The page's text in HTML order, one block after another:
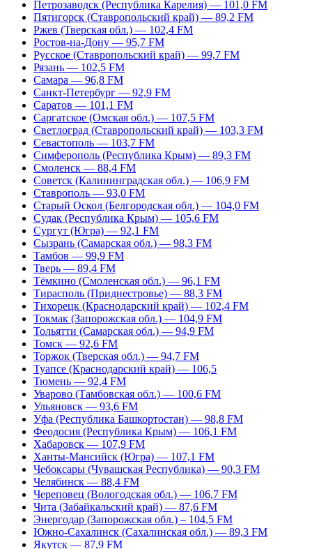
Петрозаводск (Республика Карелия) — 101,0 FM
Пятигорск (Ставропольский край) — 89,2 FM
Ржев (Тверская обл.) — 102,4 FM
Ростов-на-Дону — 95,7 FM
Русское (Ставропольский край) — 99,7 FM
Рязань — 102,5 FM
Самара — 96,8 FM
Санкт-Петербург — 92,9 FM
Саратов — 101,1 FM
Саргатское (Омская обл.) — 107,5 FM
Светлоград (Ставропольский край) — 103,3 FM
Севастополь — 103,7 FM
Симферополь (Республика Крым) — 89,3 FM
Смоленск — 88,4 FM
Советск (Калининградская обл.) — 106,9 FM
Ставрополь — 93,0 FM
Старый Оскол (Белгородская обл.) — 104,0 FM
Судак (Республика Крым) — 105,6 FM
Сургут (Югра) — 92,1 FM
Сызрань (Самарская обл.) — 98,3 FM
Тамбов — 99,9 FM
Тверь — 89,4 FM
Тёмкино (Смоленская обл.) — 96,1 FM
Тирасполь (Приднестровье) — 88,3 FM
Тихорецк (Краснодарский край) — 102,4 FM
Токмак (Запорожская обл.) — 104,9 FM
Тольятти (Самарская обл.) — 94,9 FM
Томск — 92,6 FM
Торжок (Тверская обл.) — 94,7 FM
Туапсе (Краснодарский край) — 106,5
Тюмень — 92,4 FM
Уварово (Тамбовская обл.) — 100,6 FM
Ульяновск — 93,6 FM
Уфа (Республика Башкортостан) — 98,8 FM
Феодосия (Республика Крым) — 106,1 FM
Хабаровск — 107,9 FM
Ханты-Мансийск (Югра) — 107,1 FM
Чебоксары (Чувашская Республика) — 90,3 FM
Челябинск — 88,4 FM
Череповец (Вологодская обл.) — 106,7 FM
Чита (Забайкальский край) — 87,6 FM
Энергодар (Запорожская обл.) – 104,5 FM
Южно-Сахалинск (Сахалинская обл.) — 89,3 FM
Якутск — 87,9 FM